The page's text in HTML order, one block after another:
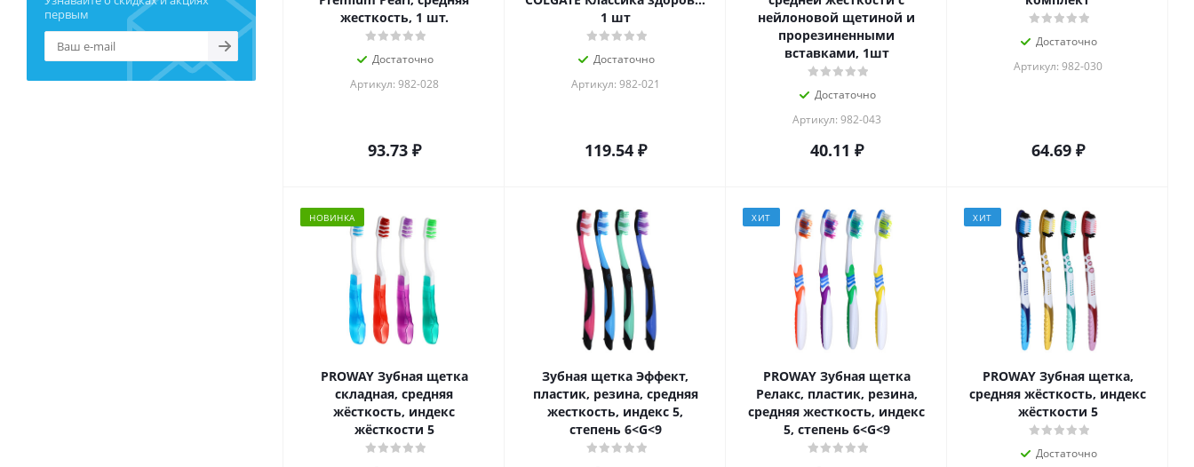
жесткость, 1 шт.
Достаточно
Артикул: 982-028
93.73₽
1 шт
Достаточно
Артикул: 982-021
119.54₽
нейлоновой щетиной и
прорезиненными
вставками, 1шт
Достаточно
Артикул: 982-043
40.11 ₽
Достаточно
Артикул: 982-030
64.69₽
НОВИНКА
PROWAY Зубная щетка
складная, средняя
жёсткость, индекс
жёсткости 5
Зубная щетка Эффект,
пластик, резина, средняя
жесткость, индекс 5,
степень 6<G<9
ХИТ
PROWAY Зубная щетка
Релакс, пластик, резина,
средняя жесткость, индекс
5, степень 6<G<9
ХИТ
PROWAY Зубная щетка,
средняя жёсткость, индекс
жёсткости 5
Достаточно
первым